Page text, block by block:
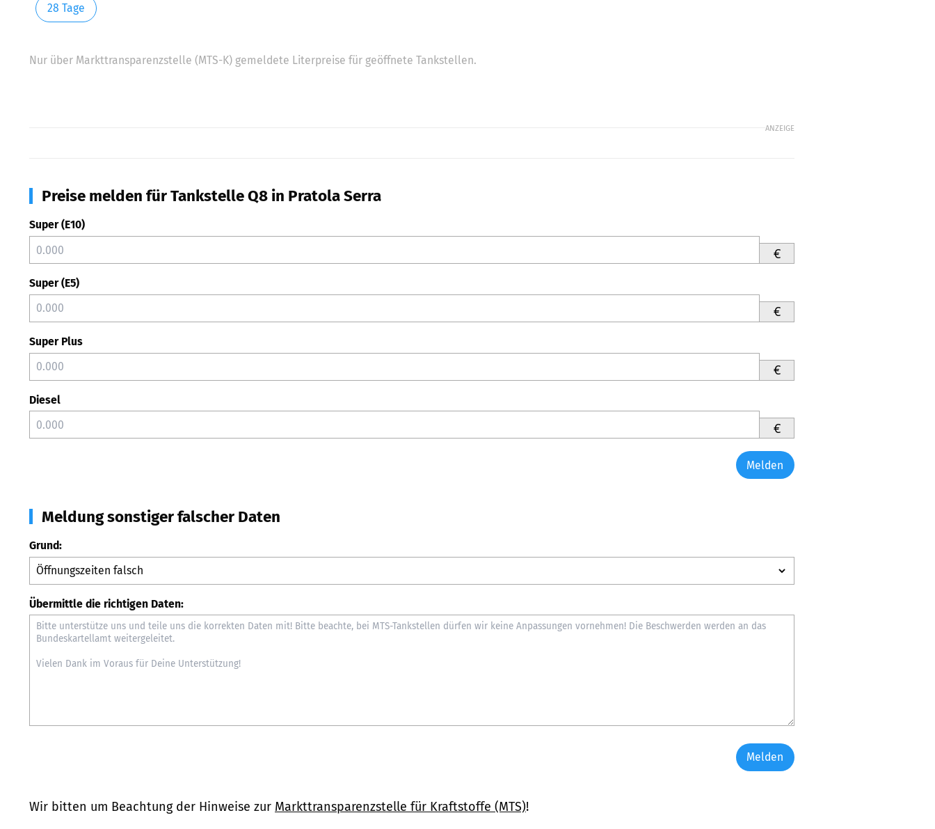
28 Tage
Nur über Markttransparenzstelle (MTS-K) gemeldete Literpreise für geöffnete Tankstellen.
ANZEIGE
Preise melden für Tankstelle Q8 in Pratola Serra
Super (E10)
€
Super (E5)
€
Super Plus
€
Diesel
€
Melden
Meldung sonstiger falscher Daten
Grund:
Übermittle die richtigen Daten:
Melden
Wir bitten um Beachtung der Hinweise zur Markttransparenzstelle für Kraftstoffe (MTS)!